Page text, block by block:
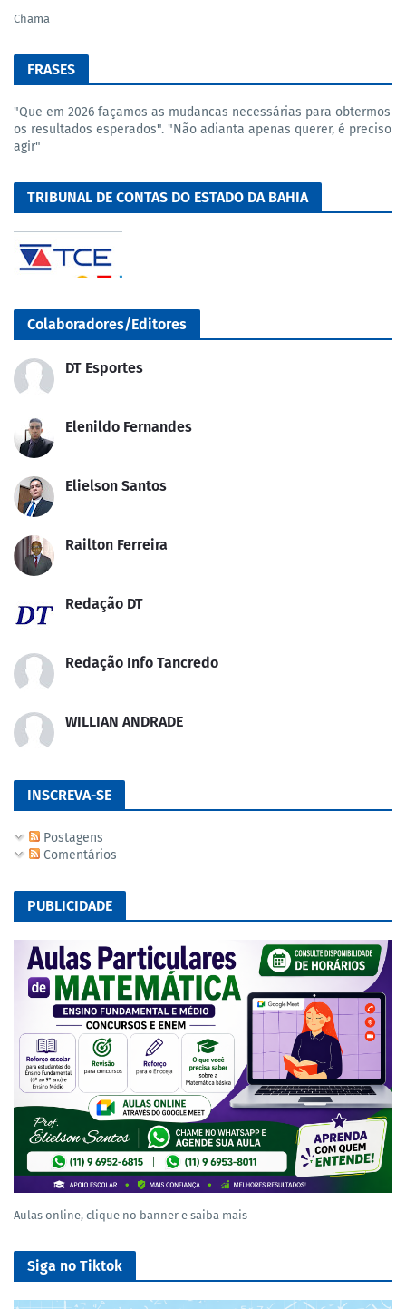
Chama
FRASES
"Que em 2026 façamos as mudancas necessárias para obtermos
os resultados esperados". "Não adianta apenas querer, é preciso
agir"
TRIBUNAL DE CONTAS DO ESTADO DA BAHIA
Colaboradores/Editores
DT Esportes
Elenildo Fernandes
Elielson Santos
Railton Ferreira
Redação DT
Redação Info Tancredo
WILLIAN ANDRADE
INSCREVA-SE
Postagens
Comentários
PUBLICIDADE
Aulas online, clique no banner e saiba mais
Siga no Tiktok